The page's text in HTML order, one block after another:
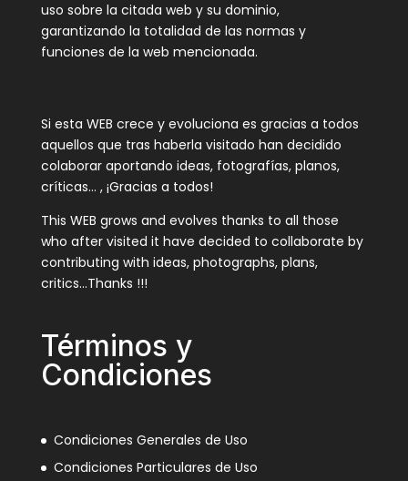
uso sobre la citada web y su dominio,
garantizando la totalidad de las normas y
funciones de la web mencionada.
Si esta WEB crece y evoluciona es gracias a todos
aquellos que tras haberla visitado han decidido
colaborar aportando ideas, fotografías, planos,
críticas… , ¡Gracias a todos!
This WEB grows and evolves thanks to all those
who after visited it have decided to collaborate by
contributing with ideas, photographs, plans,
critics…Thanks !!!
Términos y
Condiciones
Condiciones Generales de Uso
Condiciones Particulares de Uso